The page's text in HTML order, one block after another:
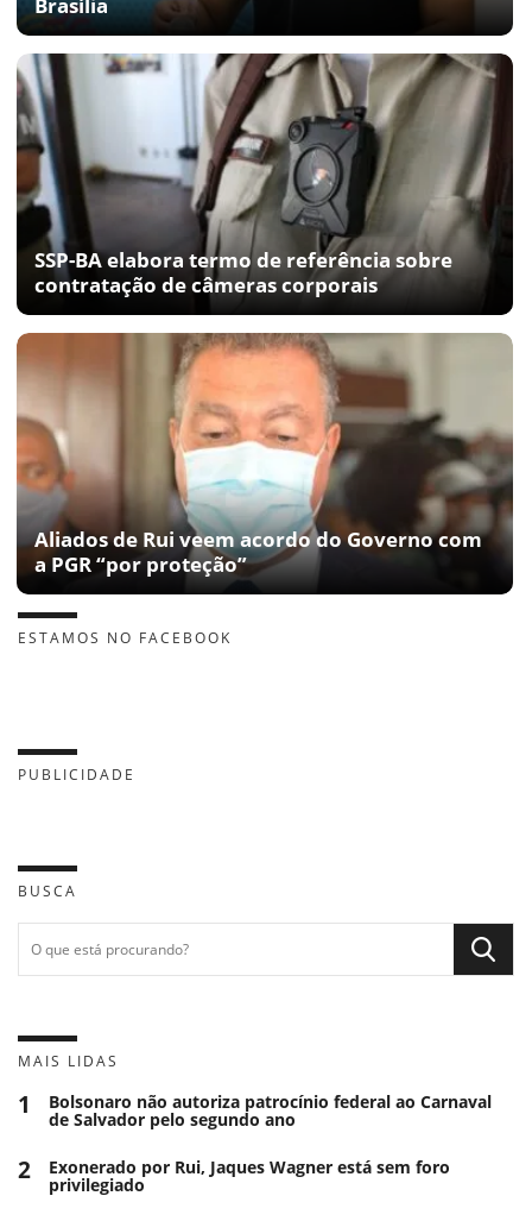
SSP-BA elabora termo de referência sobre
contratação de câmeras corporais
Aliados de Rui veem acordo do Governo com
a PGR “por proteção”
ESTAMOS NO FACEBOOK
PUBLICIDADE
BUSCA
MAIS LIDAS
1 Bolsonaro não autoriza patrocínio federal ao Carnaval
de Salvador pelo segundo ano
2 Exonerado por Rui, Jaques Wagner está sem foro
privilegiado